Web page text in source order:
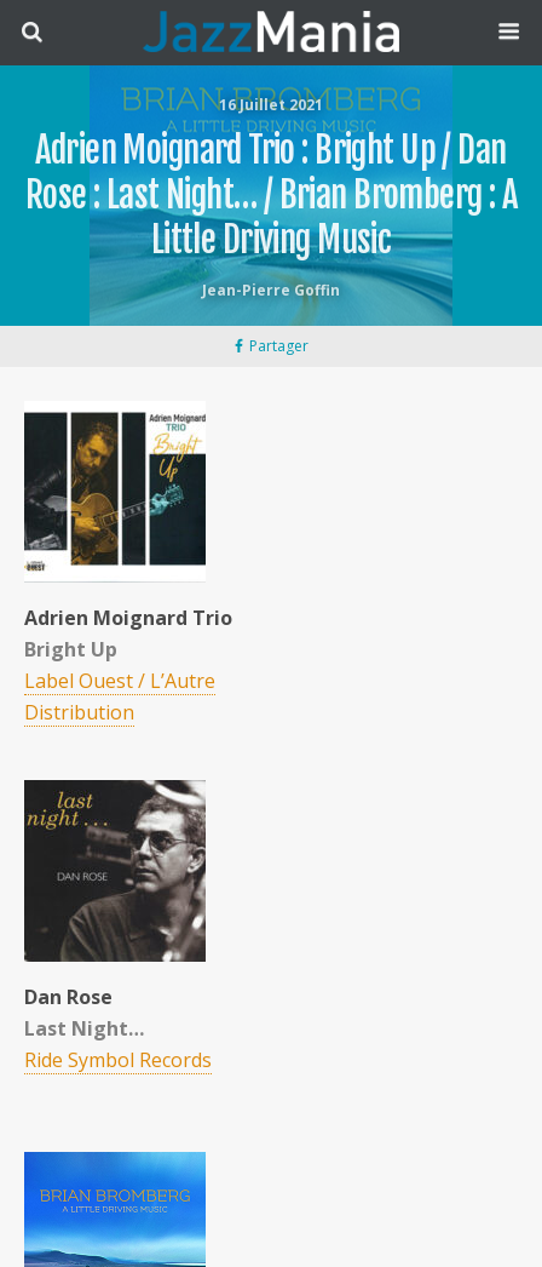
16 Juillet 2021
Adrien Moignard Trio : Bright Up / Dan
Rose : Last Night… / Brian Bromberg : A
Little Driving Music
Jean-Pierre Goffin
Partager
Adrien Moignard Trio
Bright Up
Label Ouest / L’Autre
Distribution
Dan Rose
Last Night…
Ride Symbol Records